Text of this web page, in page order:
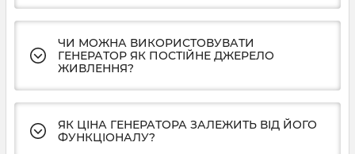
ЧИ МОЖНА ВИКОРИСТОВУВАТИ
ГЕНЕРАТОР ЯК ПОСТІЙНЕ ДЖЕРЕЛО
ЖИВЛЕННЯ?
ЯК ЦІНА ГЕНЕРАТОРА ЗАЛЕЖИТЬ ВІД ЙОГО
ФУНКЦІОНАЛУ?